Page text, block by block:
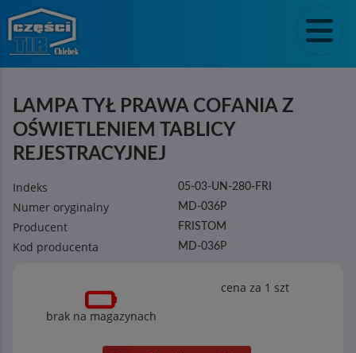
LAMPA TYŁ PRAWA COFANIA Z
OŚWIETLENIEM TABLICY
REJESTRACYJNEJ
Indeks 05-03-UN-280-FRI
Numer oryginalny MD-036P
Producent FRISTOM
Kod producenta MD-036P
cena za 1 szt
brak na magazynach